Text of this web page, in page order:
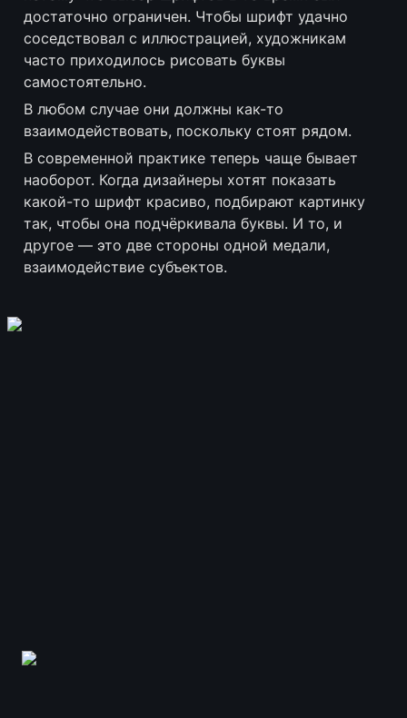
достаточно ограничен. Чтобы шрифт удачно
соседствовал с иллюстрацией, художникам
часто приходилось рисовать буквы
самостоятельно.
В любом случае они должны как-то
взаимодействовать, поскольку стоят рядом.
В современной практике теперь чаще бывает
наоборот. Когда дизайнеры хотят показать
какой-то шрифт красиво, подбирают картинку
так, чтобы она подчёркивала буквы. И то, и
другое — это две стороны одной медали,
взаимодействие субъектов.